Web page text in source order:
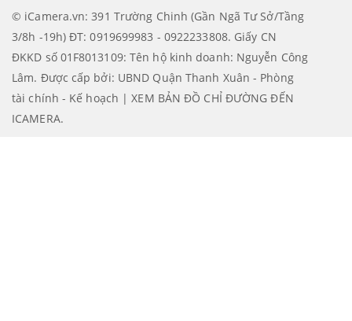
© iCamera.vn: 391 Trường Chinh (Gần Ngã Tư Sở/Tầng
3/8h -19h) ĐT: 0919699983 - 0922233808. Giấy CN
ĐKKD số 01F8013109: Tên hộ kinh doanh: Nguyễn Công
Lâm. Được cấp bởi: UBND Quận Thanh Xuân - Phòng
tài chính - Kế hoạch | XEM BẢN ĐỒ CHỈ ĐƯỜNG ĐẾN
ICAMERA.